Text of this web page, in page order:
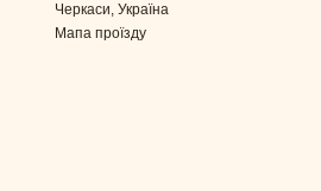
Черкаси, Україна
Мапа проїзду